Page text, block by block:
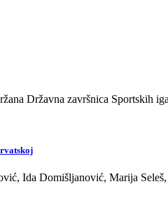
Državna završnica Sportskih
Ida Domišljanović, Marija